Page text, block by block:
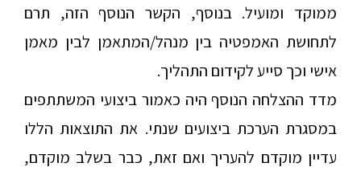
ממוקד ומועיל. בנוסף, הקשר הנוסף הזה, תרם
לתחושת האמפטיה בין מנהל/המתאמן לבין מאמן
אישי וכך סייע לקידום התהליך.
מדד ההצלחה הנוסף היה כאמור ביצועי המשתתפים
במסגרת הערכת ביצועים שנתי. את התוצאות הללו
עדיין מוקדם להעריך ואם זאת, כבר בשלב מוקדם,